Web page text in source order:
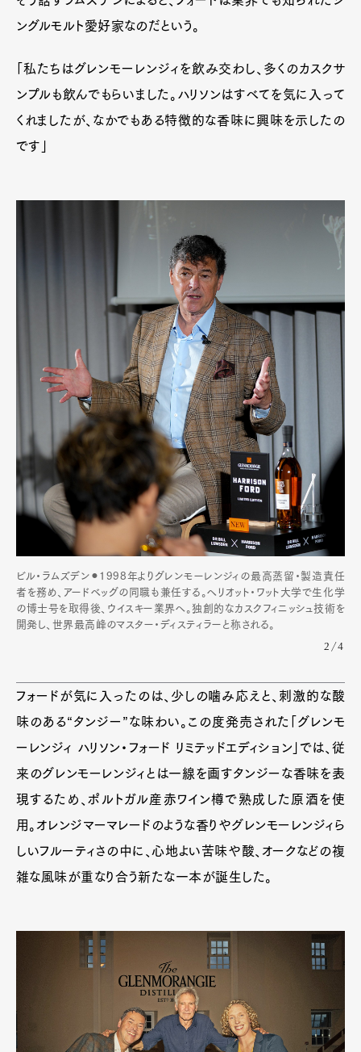
ProductCulture
Pen Membership
Magazine
Official Columnist
About
Pen Meet
Pen international Pen tw
ングルモルト愛好家なのだという。
「私たちはグレンモーレンジィを飲み交わし、多くのカスクサ
ンプルも飲んでもらいました。ハリソンはすべてを気に入って
くれましたが、なかでもある特徴的な香味に興味を示したの
です」
ビル・ラムズデン⚫︎1998年よりグレンモーレンジィの最高蒸留・製造責任
者を務め、アードベッグの同職も兼任する。ヘリオット・ワット大学で生化学
の博士号を取得後、ウイスキー業界へ。独創的なカスクフィニッシュ技術を
開発し、世界最高峰のマスター・ディスティラーと称される。
2/4
フォードが気に入ったのは、少しの噛み応えと、刺激的な酸
味のある“タンジー”な味わい。この度発売された「グレンモ
ーレンジィ ハリソン・フォード リミテッドエディション」では、従
来のグレンモーレンジィとは一線を画すタンジーな香味を表
現するため、ポルトガル産赤ワイン樽で熟成した原酒を使
用。オレンジマーマレードのような香りやグレンモーレンジィら
しいフルーティさの中に、心地よい苦味や酸、オークなどの複
雑な風味が重なり合う新たな一本が誕生した。